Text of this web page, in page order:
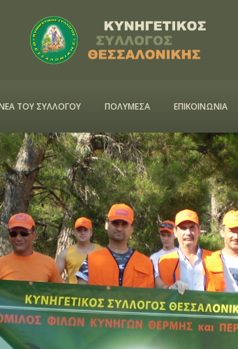
ΤΟΥ ΣΥΛΛΟΓΟΥ ΠΟΛΥΜΕΣΑ ΕΠΙΚΟΙΝΩΝΙΑ